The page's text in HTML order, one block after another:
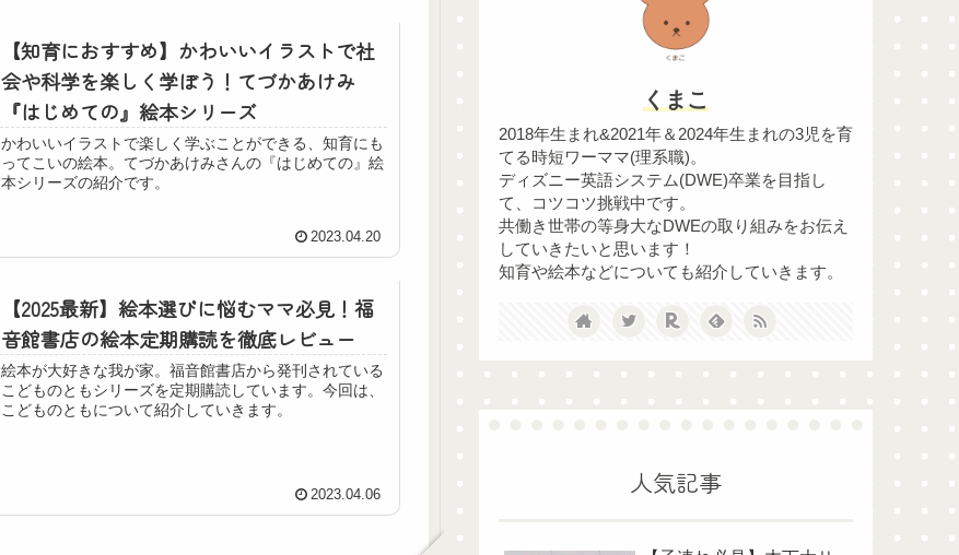
【知育におすすめ】かわいいイラストで社
会や科学を楽しく学ぼう！てづかあけみ
『はじめての』絵本シリーズ
かわいいイラストで楽しく学ぶことができる、知育にも
ってこいの絵本。てづかあけみさんの『はじめての』絵
本シリーズの紹介です。
2023.04.20
【2025最新】絵本選びに悩むママ必見！福
音館書店の絵本定期購読を徹底レビュー
絵本が大好きな我が家。福音館書店から発刊されている
こどものともシリーズを定期購読しています。今回は、
こどものともについて紹介していきます。
2023.04.06
くまこ
2018年生まれ&2021年＆2024年生まれの3児を育
てる時短ワーママ(理系職)。
ディズニー英語システム(DWE)卒業を目指し
て、コツコツ挑戦中です。
共働き世帯の等身大なDWEの取り組みをお伝え
していきたいと思います！
知育や絵本などについても紹介していきます。
人気記事